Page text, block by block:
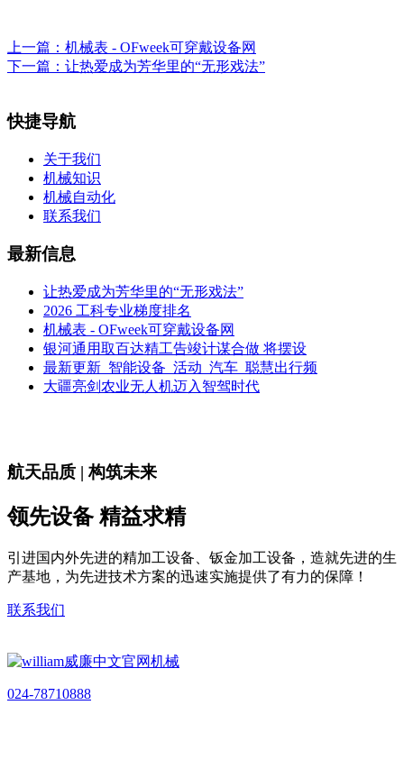
上一篇： 机械表 - OFweek可穿戴设备网
下一篇： 让热爱成为芳华里的“无形戏法”
快捷导航
关于我们
机械知识
机械自动化
联系我们
最新信息
让热爱成为芳华里的“无形戏法”
2026 工科专业梯度排名
机械表 - OFweek可穿戴设备网
银河通用取百达精工告竣计谋合做 将摆设
最新更新_智能设备_活动_汽车_聪慧出行频
大疆亮剑农业无人机迈入智驾时代
航天品质 | 构筑未来
领先设备 精益求精
引进国内外先进的精加工设备、钣金加工设备，造就先进的生
产基地，为先进技术方案的迅速实施提供了有力的保障！
联系我们
024-78710888